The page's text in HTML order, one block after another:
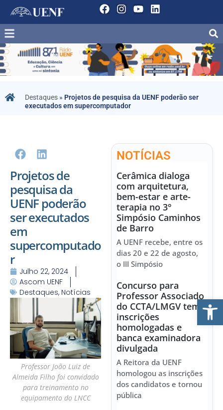
Destaques » Projetos de pesquisa da UENF poderão ser
executados em supercomputador
Projetos de
pesquisa da
UENF poderão
ser executados
em
supercomputado
r
Julho 22, 2024
Ascom UENF
Destaques, Notícias
Professor João Luiz de
Almeida Filho foi convidado
para treinamento no
equipamento do LNCC
NOTÍCIAS
Cerâmica dialoga
com arquitetura,
bem-estar e arte-
terapia no 3°
Simpósio Caminhos
de Barro
A UENF recebe, entre os
dias 20 e 22 de agosto,
o III Simpósio
Concurso para
Professor Associado
do CCTA/LMGV tem
inscrições
homologadas e
banca examinadora
divulgada
A Reitora da UENF
homologou as inscrições
dos candidatos e tornou
pública